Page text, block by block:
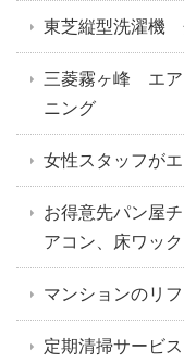
東芝縦型洗濯機
三菱霧ヶ峰 エア
ニング
女性スタッフが
お得意先パン屋
アコン、床ワッ
マンションのリ
定期清掃サービ